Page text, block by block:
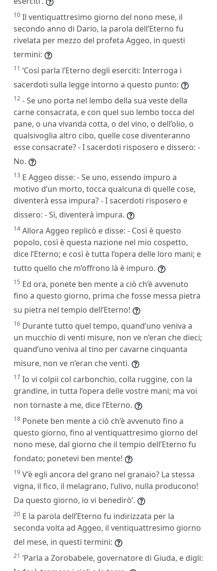
10 Il ventiquattresimo giorno del nono mese, il
secondo anno di Dario, la parola dell’Eterno fu
rivelata per mezzo del profeta Aggeo, in questi
termini:
11 ‘Così parla l’Eterno degli eserciti: Interroga i
sacerdoti sulla legge intorno a questo punto:
12 - Se uno porta nel lembo della sua veste della
carne consacrata, e con quel suo lembo tocca del
pane, o una vivanda cotta, o del vino, o dell’olio, o
qualsivoglia altro cibo, quelle cose diventeranno
esse consacrate? - I sacerdoti risposero e dissero: -
No.
13 E Aggeo disse: - Se uno, essendo impuro a
motivo d’un morto, tocca qualcuna di quelle cose,
diventerà essa impura? - I sacerdoti risposero e
dissero: - Sì, diventerà impura.
14 Allora Aggeo replicò e disse: - Così è questo
popolo, così è questa nazione nel mio cospetto,
dice l’Eterno; e così è tutta l’opera delle loro mani; e
tutto quello che m’offrono là è impuro.
15 Ed ora, ponete ben mente a ciò ch’è avvenuto
fino a questo giorno, prima che fosse messa pietra
su pietra nel tempio dell’Eterno!
16 Durante tutto quel tempo, quand’uno veniva a
un mucchio di venti misure, non ve n’eran che dieci;
quand’uno veniva al tino per cavarne cinquanta
misure, non ve n’eran che venti.
17 Io vi colpii col carbonchio, colla ruggine, con la
grandine, in tutta l’opera delle vostre mani; ma voi
non tornaste a me, dice l’Eterno.
18 Ponete ben mente a ciò ch’è avvenuto fino a
questo giorno, fino al ventiquattresimo giorno del
nono mese, dal giorno che il tempio dell’Eterno fu
fondato; ponetevi ben mente!
19 V’è egli ancora del grano nel granaio? La stessa
vigna, il fico, il melagrano, l’ulivo, nulla producono!
Da questo giorno, io vi benedirò’.
20 E la parola dell’Eterno fu indirizzata per la
seconda volta ad Aggeo, il ventiquattresimo giorno
del mese, in questi termini:
21 ‘Parla a Zorobabele, governatore di Giuda, e digli: